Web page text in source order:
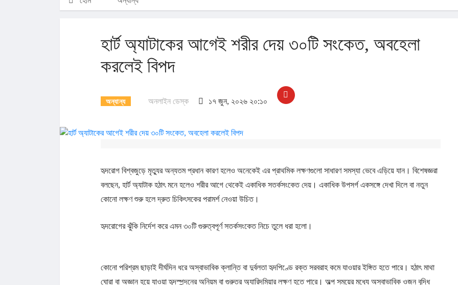
হার্ট অ্যাটাকের আগেই শরীর দেয় ৩০টি সংকেত, অবহেলা
করলেই বিপদ
অন্যান্য অনলাইন ডেস্ক ১৭ জুন, ২০২৬ ২০:১০
হৃদরোগ বিশ্বজুড়ে মৃত্যুর অন্যতম প্রধান কারণ হলেও অনেকেই এর প্রাথমিক লক্ষণগুলো সাধারণ সমস্যা ভেবে এড়িয়ে যান। বিশেষজ্ঞরা
বলছেন, হার্ট অ্যাটাক হঠাৎ মনে হলেও শরীর আগে থেকেই একাধিক সতর্কসংকেত দেয়। একাধিক উপসর্গ একসঙ্গে দেখা দিলে বা নতুন
কোনো লক্ষণ শুরু হলে দ্রুত চিকিৎসকের পরামর্শ নেওয়া উচিত।
হৃদরোগের ঝুঁকি নির্দেশ করে এমন ৩০টি গুরুত্বপূর্ণ সতর্কসংকেত নিচে তুলে ধরা হলো।
কোনো পরিশ্রম ছাড়াই দীর্ঘদিন ধরে অস্বাভাবিক ক্লান্তি বা দুর্বলতা হৃদপিণ্ডে রক্ত সরবরাহ কমে যাওয়ার ইঙ্গিত হতে পারে। হঠাৎ মাথা
ঘোরা বা অজ্ঞান হয়ে যাওয়া হৃদস্পন্দনের অনিয়ম বা গুরুতর অ্যারিদমিয়ার লক্ষণ হতে পারে। অল্প সময়ের মধ্যে অস্বাভাবিক ওজন বৃদ্ধি